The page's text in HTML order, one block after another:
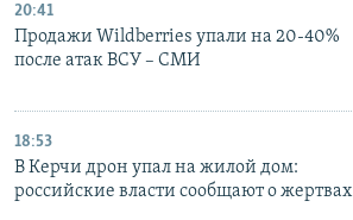
20:41
Продажи Wildberries упали на 20-40%
после атак ВСУ – СМИ
18:53
В Керчи дрон упал на жилой дом:
российские власти сообщают о жертвах